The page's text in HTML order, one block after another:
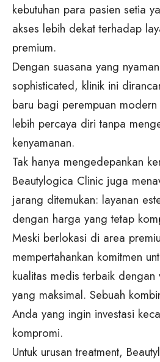
kebutuhan para pasien setia
akses lebih dekat terhadap
premium.
Dengan suasana yang
sophisticated, klinik ini
baru bagi perempuan
lebih percaya diri tanpa
kenyamanan.
Tak hanya mengedepankan
Beautylogica Clinic juga
jarang ditemukan: layanan
dengan harga yang tetap
Meski berlokasi di area
mempertahankan komitmen
kualitas medis terbaik
yang maksimal. Sebuah
Anda yang ingin investasi
kompromi.
Untuk urusan treatment,